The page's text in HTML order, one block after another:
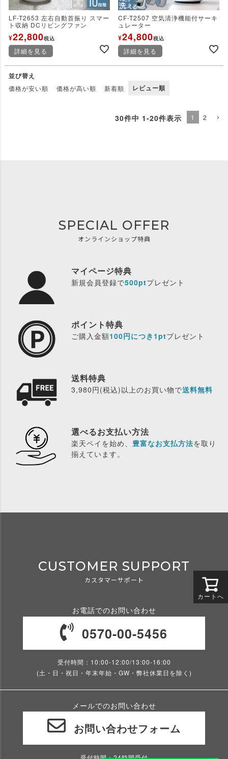
LF-T2653 左右自動首振り スマー
ト収納 DCリビングファン
¥22,800税込
詳細を見る
CF-T2507 空気清浄機能付サーキ
ュレーター
¥24,800税込
詳細を見る
並び替え
価格が安い順 価格が高い順 新着順 レビュー順
30件中 1-20件表示 1 2
カートへ
SPECIAL OFFER
オンラインショップ特典
マイページ特典
新規会員登録で500ptプレゼント
ポイント特典
ご購入金額100円につき1ptプレゼント
送料特典
3,980円(税込)以上のお買い物で送料無料
選べるお支払い方法
楽天ペイを始め、 豊富なお支払方法を取り
揃えています。
CUSTOMER SUPPORT
カスタマーサポート
お電話でのお問い合わせ
0570-00-5456
受付時間：10:00-12:00/13:00-16:00
(土・日・祝日・年末年始・GW・弊社休業日を除く)
メールでのお問い合わせ
お問い合わせフォーム
受付時間：24時間受付